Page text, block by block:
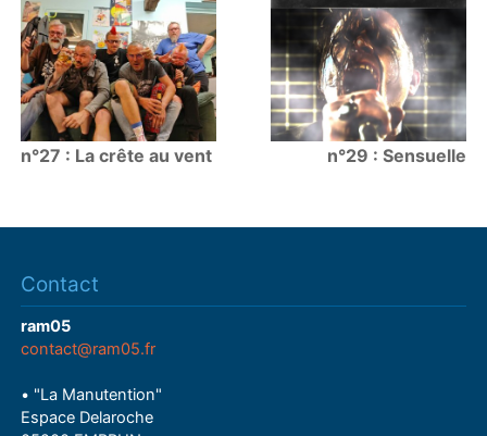
n°27 : La crête au vent n°29 : Sensuelle
Contact
ram05
contact@ram05.fr
• "La Manutention"
Espace Delaroche